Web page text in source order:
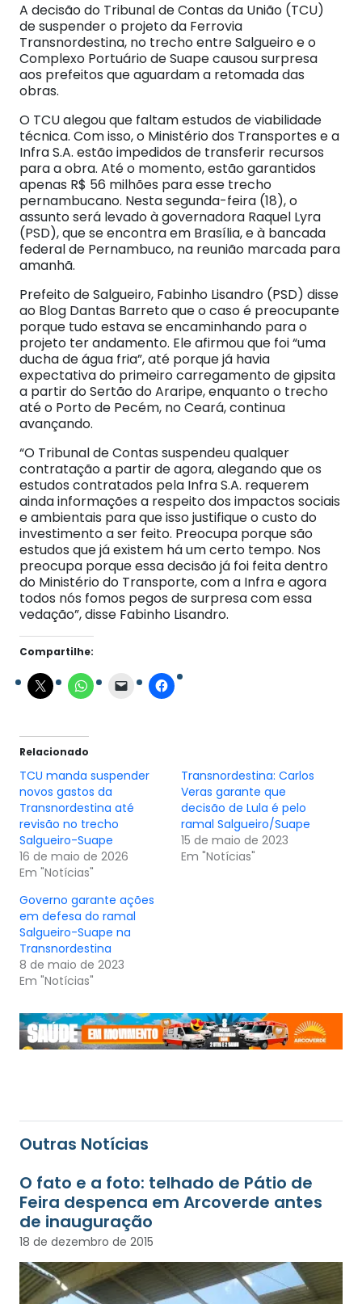
A decisão do Tribunal de Contas da União (TCU)
de suspender o projeto da Ferrovia
Transnordestina, no trecho entre Salgueiro e o
Complexo Portuário de Suape causou surpresa
aos prefeitos que aguardam a retomada das
obras.
O TCU alegou que faltam estudos de viabilidade
técnica. Com isso, o Ministério dos Transportes e a
Infra S.A. estão impedidos de transferir recursos
para a obra. Até o momento, estão garantidos
apenas R$ 56 milhões para esse trecho
pernambucano. Nesta segunda-feira (18), o
assunto será levado à governadora Raquel Lyra
(PSD), que se encontra em Brasília, e à bancada
federal de Pernambuco, na reunião marcada para
amanhã.
Prefeito de Salgueiro, Fabinho Lisandro (PSD) disse
ao Blog Dantas Barreto que o caso é preocupante
porque tudo estava se encaminhando para o
projeto ter andamento. Ele afirmou que foi “uma
ducha de água fria”, até porque já havia
expectativa do primeiro carregamento de gipsita
a partir do Sertão do Araripe, enquanto o trecho
até o Porto de Pecém, no Ceará, continua
avançando.
“O Tribunal de Contas suspendeu qualquer
contratação a partir de agora, alegando que os
estudos contratados pela Infra S.A. requerem
ainda informações a respeito dos impactos sociais
e ambientais para que isso justifique o custo do
investimento a ser feito. Preocupa porque são
estudos que já existem há um certo tempo. Nos
preocupa porque essa decisão já foi feita dentro
do Ministério do Transporte, com a Infra e agora
todos nós fomos pegos de surpresa com essa
vedação”, disse Fabinho Lisandro.
Compartilhe:
Relacionado
TCU manda suspender
novos gastos da
Transnordestina até
revisão no trecho
Salgueiro-Suape
16 de maio de 2026
Em "Notícias"
Transnordestina: Carlos
Veras garante que
decisão de Lula é pelo
ramal Salgueiro/Suape
15 de maio de 2023
Em "Notícias"
Governo garante ações
em defesa do ramal
Salgueiro-Suape na
Transnordestina
8 de maio de 2023
Em "Notícias"
Outras Notícias
O fato e a foto: telhado de Pátio de
Feira despenca em Arcoverde antes
de inauguração
18 de dezembro de 2015